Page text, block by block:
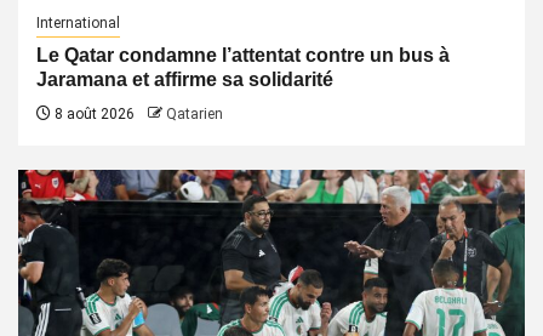
International
Le Qatar condamne l’attentat contre un bus à
Jaramana et affirme sa solidarité
8 août 2026 Qatarien